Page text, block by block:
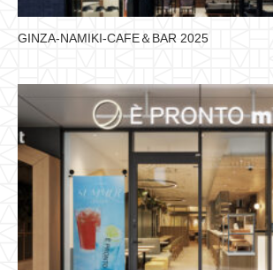
GINZA-NAMIKI-CAFE＆BAR 2025